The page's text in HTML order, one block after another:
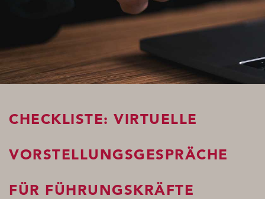
CHECKLISTE: VIRTUELLE
VORSTELLUNGSGESPRÄCHE
FÜR FÜHRUNGSKRÄFTE